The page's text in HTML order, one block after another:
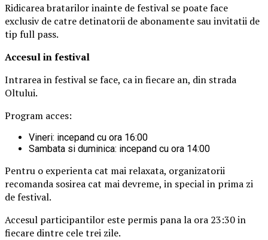
Ridicarea bratarilor inainte de festival se poate face
exclusiv de catre detinatorii de abonamente sau invitatii de
tip full pass.
Accesul in festival
Intrarea in festival se face, ca in fiecare an, din strada
Oltului.
Program acces:
Vineri: incepand cu ora 16:00
Sambata si duminica: incepand cu ora 14:00
Pentru o experienta cat mai relaxata, organizatorii
recomanda sosirea cat mai devreme, in special in prima zi
de festival.
Accesul participantilor este permis pana la ora 23:30 in
fiecare dintre cele trei zile.